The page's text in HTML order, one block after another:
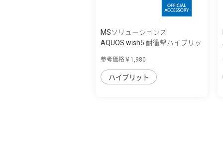
MSソリューションズ
AQUOS wish5 耐衝撃ハイブリッ
参考価格￥1,980
ハイブリット